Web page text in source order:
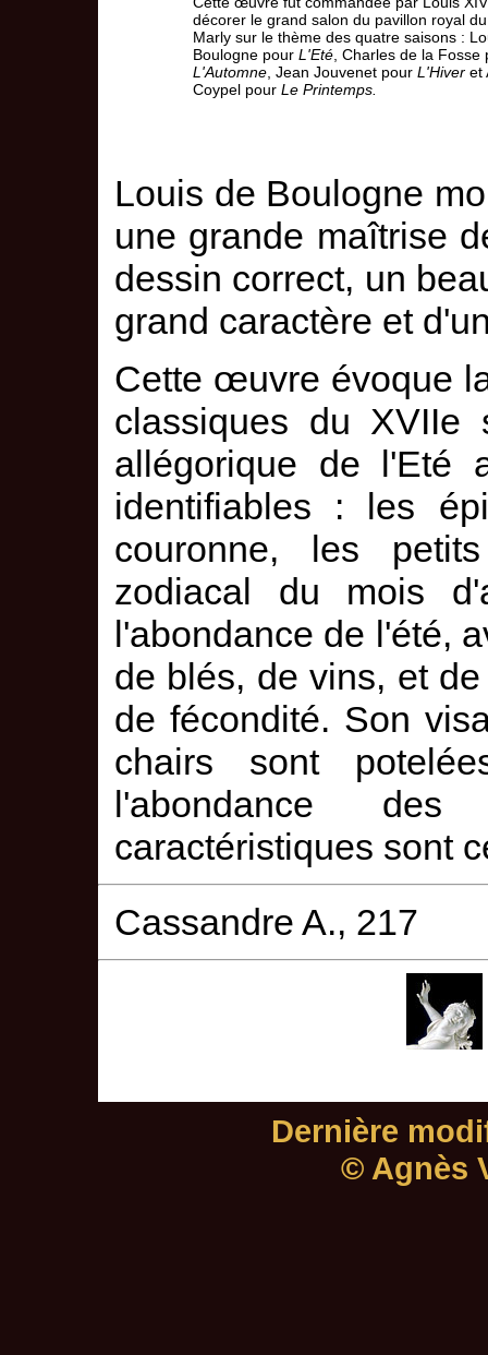
décorer le grand salon du pavillon royal
Marly sur le thème des quatre saisons :
Boulogne pour L'Eté , Charles de la Fosse
L'Automne , Jean Jouvenet pour L'Hiver et
Coypel pour Le Printemps.
Louis de Boulogne
une grande maîtrise
dessin correct, un
grand caractère et
Cette œuvre évoque
classiques du XVIIe
allégorique de l'Eté
identifiables : les
couronne, les
zodiacal du mois
l'abondance de l'été,
de blés, de vins, et
de fécondité. Son
chairs sont
l'abondance
caractéristiques sont
Cassandre A., 217
Dernière
© Agnès